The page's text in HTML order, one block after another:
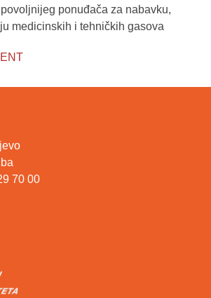
ponuđača za nabavku,
medicinskih i tehničkih gasova
70 00